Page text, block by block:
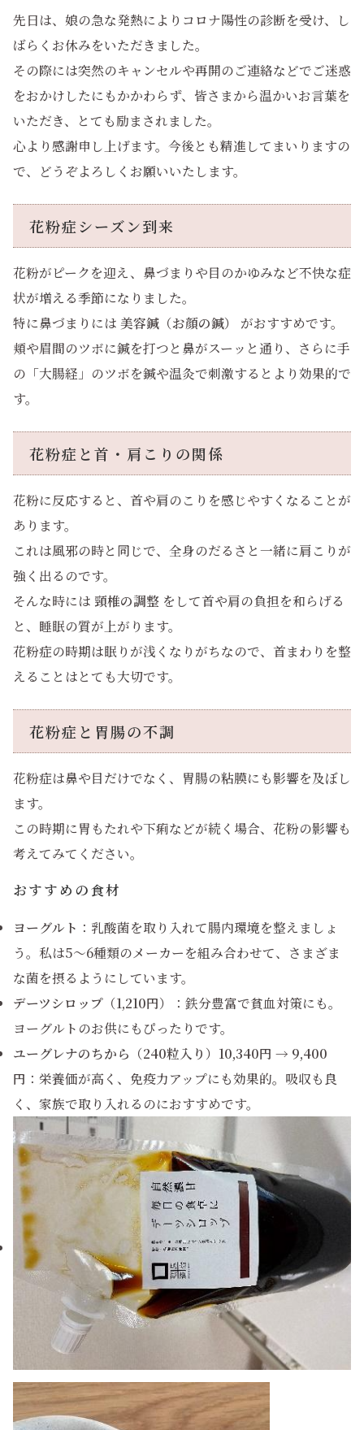
先日は、娘の急な発熱によりコロナ陽性の診断を受け、し
ばらくお休みをいただきました。
その際には突然のキャンセルや再開のご連絡などでご迷惑
をおかけしたにもかかわらず、皆さまから温かいお言葉を
いただき、とても励まされました。
心より感謝申し上げます。今後とも精進してまいりますの
で、どうぞよろしくお願いいたします。
花粉症シーズン到来
花粉がピークを迎え、鼻づまりや目のかゆみなど不快な症
状が増える季節になりました。
特に鼻づまりには 美容鍼（お顔の鍼）
がおすすめです。
頬や眉間のツボに鍼を打つと鼻がスーッと通り、さらに手
の「大腸経」のツボを鍼や温灸で刺激するとより効果的で
す。
花粉症と首・肩こりの関係
花粉に反応すると、首や肩のこりを感じやすくなることが
あります。
これは風邪の時と同じで、全身のだるさと一緒に肩こりが
強く出るのです。
そんな時には 頸椎の調整 をして首や肩の負担を和らげる
と、睡眠の質が上がります。
花粉症の時期は眠りが浅くなりがちなので、首まわりを整
えることはとても大切です。
花粉症と胃腸の不調
花粉症は鼻や目だけでなく、胃腸の粘膜にも影響を及ぼし
ます。
この時期に胃もたれや下痢などが続く場合、花粉の影響も
考えてみてください。
おすすめの食材
ヨーグルト ：乳酸菌を取り入れて腸内環境を整えましょ
う。私は5〜6種類のメーカーを組み合わせて、さまざま
な菌を摂るようにしています。
デーツシロップ（1,210円）
：鉄分豊富で貧血対策にも。
ヨーグルトのお供にもぴったりです。
ユーグレナのちから（240粒入り）10,340円 → 9,400
円 ：栄養価が高く、免疫力アップにも効果的。吸収も良
く、家族で取り入れるのにおすすめです。